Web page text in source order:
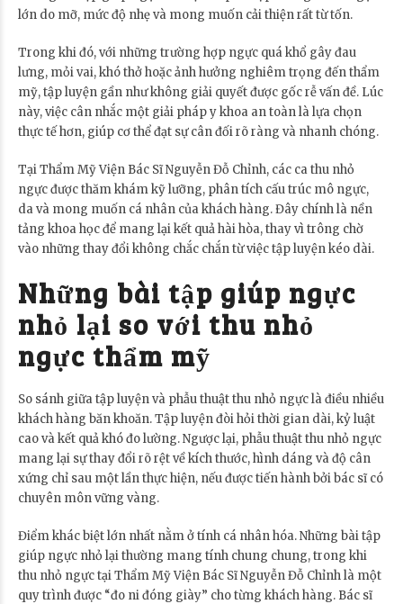
lớn do mỡ, mức độ nhẹ và mong muốn cải thiện rất từ tốn.
Trong khi đó, với những trường hợp ngực quá khổ gây đau
lưng, mỏi vai, khó thở hoặc ảnh hưởng nghiêm trọng đến thẩm
mỹ, tập luyện gần như không giải quyết được gốc rễ vấn đề. Lúc
này, việc cân nhắc một giải pháp y khoa an toàn là lựa chọn
thực tế hơn, giúp cơ thể đạt sự cân đối rõ ràng và nhanh chóng.
Tại Thẩm Mỹ Viện Bác Sĩ Nguyễn Đỗ Chỉnh, các ca thu nhỏ
ngực được thăm khám kỹ lưỡng, phân tích cấu trúc mô ngực,
da và mong muốn cá nhân của khách hàng. Đây chính là nền
tảng khoa học để mang lại kết quả hài hòa, thay vì trông chờ
vào những thay đổi không chắc chắn từ việc tập luyện kéo dài.
Những bài tập giúp ngực
nhỏ lại so với thu nhỏ
ngực thẩm mỹ
So sánh giữa tập luyện và phẫu thuật thu nhỏ ngực là điều nhiều
khách hàng băn khoăn. Tập luyện đòi hỏi thời gian dài, kỷ luật
cao và kết quả khó đo lường. Ngược lại, phẫu thuật thu nhỏ ngực
mang lại sự thay đổi rõ rệt về kích thước, hình dáng và độ cân
xứng chỉ sau một lần thực hiện, nếu được tiến hành bởi bác sĩ có
chuyên môn vững vàng.
Điểm khác biệt lớn nhất nằm ở tính cá nhân hóa. Những bài tập
giúp ngực nhỏ lại thường mang tính chung chung, trong khi
thu nhỏ ngực tại Thẩm Mỹ Viện Bác Sĩ Nguyễn Đỗ Chỉnh là một
quy trình được “đo ni đóng giày” cho từng khách hàng. Bác sĩ